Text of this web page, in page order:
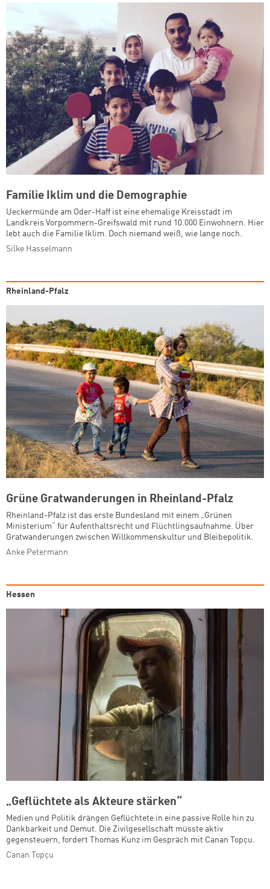
Familie Iklim und die Demographie
Ueckermünde am Oder-Haff ist eine ehemalige Kreisstadt im
Landkreis Vorpommern-Greifswald mit rund 10.000 Einwohnern. Hier
lebt auch die Familie Iklim. Doch niemand weiß, wie lange noch.
Silke Hasselmann
Rheinland-Pfalz
Grüne Gratwanderungen in Rheinland-Pfalz
Rheinland-Pfalz ist das erste Bundesland mit einem „Grünen
Ministerium“ für Aufenthaltsrecht und Flüchtlingsaufnahme. Über
Gratwanderungen zwischen Willkommenskultur und Bleibepolitik.
Anke Petermann
Hessen
„Geflüchtete als Akteure stärken“
Medien und Politik drängen Geflüchtete in eine passive Rolle hin zu
Dankbarkeit und Demut. Die Zivilgesellschaft müsste aktiv
gegensteuern, fordert Thomas Kunz im Gespräch mit Canan Topçu.
Canan Topçu